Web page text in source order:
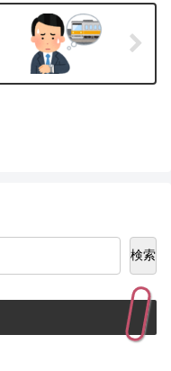
検索